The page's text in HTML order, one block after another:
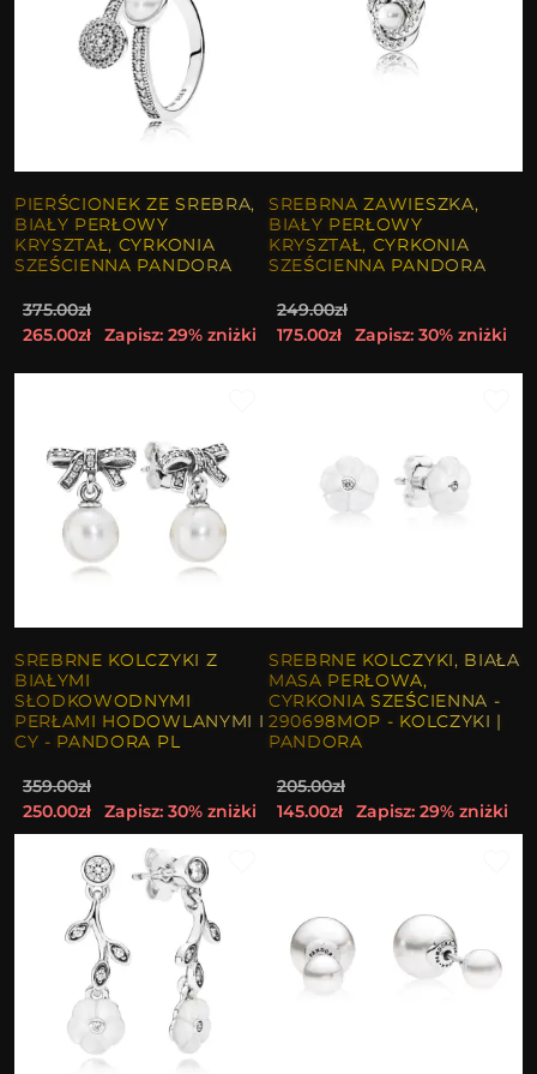
PIERŚCIONEK ZE SREBRA,
BIAŁY PERŁOWY
KRYSZTAŁ, CYRKONIA
SZEŚCIENNA PANDORA
375.00zł
265.00zł
Zapisz: 29% zniżki
SREBRNA ZAWIESZKA,
BIAŁY PERŁOWY
KRYSZTAŁ, CYRKONIA
SZEŚCIENNA PANDORA
249.00zł
175.00zł
Zapisz: 30% zniżki
SREBRNE KOLCZYKI Z
BIAŁYMI
SŁODKOWODNYMI
PERŁAMI HODOWLANYMI I
CY - PANDORA PL
359.00zł
250.00zł
Zapisz: 30% zniżki
SREBRNE KOLCZYKI, BIAŁA
MASA PERŁOWA,
CYRKONIA SZEŚCIENNA -
290698MOP - KOLCZYKI |
PANDORA
205.00zł
145.00zł
Zapisz: 29% zniżki